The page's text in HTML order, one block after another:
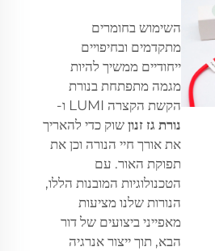
השימוש בחומרים
מתקדמים ובחיפויים
ייחודיים ממשיך להיות
מגמה מתפתחת בנורת
הקשת הקצרה LUMI ו-
נורת גז זנון שוק כדי להאריך
את אורך חיי הנורה וכן את
תפוקת האור. עם
הטכנולוגיות המובנות הללו,
הנורות שלנו מציעות
מאפייני ביצועים של דור
הבא, תוך ייצור אנרגיה